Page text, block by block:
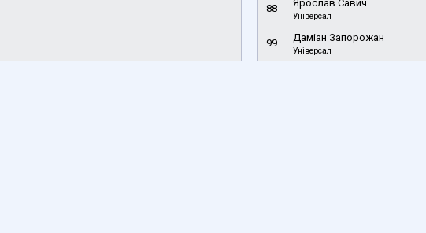
88 Ярослав Савич
Універсал
99 Даміан Запорожан
Універсал